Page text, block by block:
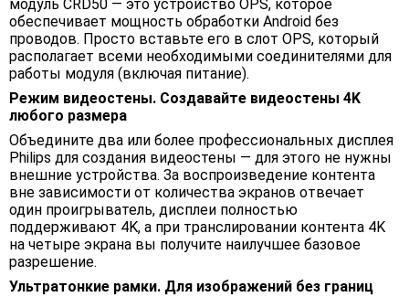
модуль CRD50 — это устройство OPS, которое
обеспечивает мощность обработки Android без
проводов. Просто вставьте его в слот OPS, который
располагает всеми необходимыми соединителями для
работы модуля (включая питание).
Режим видеостены. Создавайте видеостены 4K
любого размера
Объедините два или более профессиональных дисплея
Philips для создания видеостены — для этого не нужны
внешние устройства. За воспроизведение контента
вне зависимости от количества экранов отвечает
один проигрыватель, дисплеи полностью
поддерживают 4K, а при транслировании контента 4K
на четыре экрана вы получите наилучшее базовое
разрешение.
Ультратонкие рамки. Для изображений без границ